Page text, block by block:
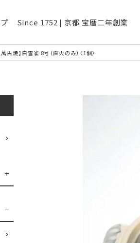
Since 1752 | 京都 宝暦二年創業
萬古焼】白雪雀 8号（直火のみ）〈1個〉